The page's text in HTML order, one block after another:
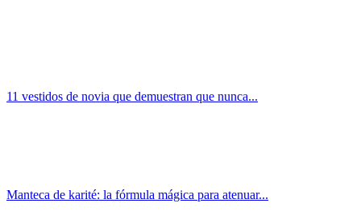
11 vestidos de novia que demuestran que nunca...
Manteca de karité: la fórmula mágica para atenuar...